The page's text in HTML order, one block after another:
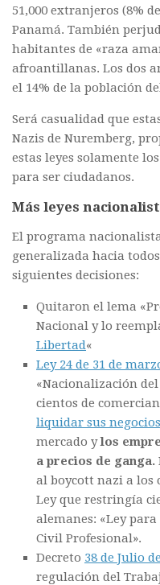
51,000 extranjeros (8%
Panamá. También
habitantes de «raza
afroantillanas. Los dos
el 14% de la población
Será casualidad que
Nazis de Nuremberg,
estas leyes solamente
para ser ciudadanos.
Más leyes
El programa
generalizada hacia
siguientes decisiones:
Quitaron el lema
Nacional y lo
Libertad«
Ley 24 de 31 de
«Nacionalización del
cientos de
liquidar sus negocios
mercado ylos
a precios de ganga.
al boycott nazi a los
Ley que restringía
alemanes: «Ley
Civil Profesional».
Decreto 38 de Julio
regulación del